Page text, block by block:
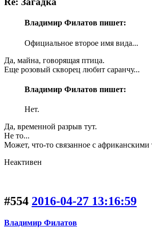
Владимир Филатов пишет:
Официальное второе имя вида...
Да, майна, говорящая птица.
Еще розовый скворец любит саранчу...
Владимир Филатов пишет:
Нет.
Да, временной разрыв тут.
Не то...
Может, что-то связанное с
Неактивен
#554 2016-04-27 13:16:59
Владимир Филатов